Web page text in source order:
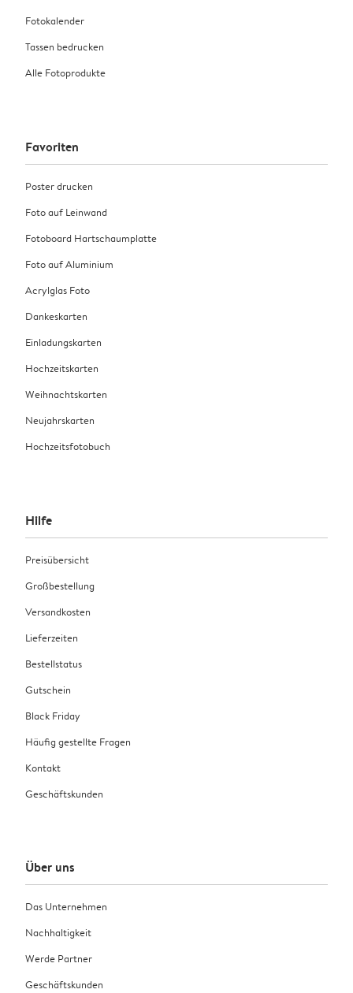
Fotokalender
Tassen bedrucken
Alle Fotoprodukte
Favoriten
Poster drucken
Foto auf Leinwand
Fotoboard Hartschaumplatte
Foto auf Aluminium
Acrylglas Foto
Dankeskarten
Einladungskarten
Hochzeitskarten
Weihnachtskarten
Neujahrskarten
Hochzeitsfotobuch
Hilfe
Preisübersicht
Großbestellung
Versandkosten
Lieferzeiten
Bestellstatus
Gutschein
Black Friday
Häufig gestellte Fragen
Kontakt
Geschäftskunden
Über uns
Das Unternehmen
Nachhaltigkeit
Werde Partner
Geschäftskunden